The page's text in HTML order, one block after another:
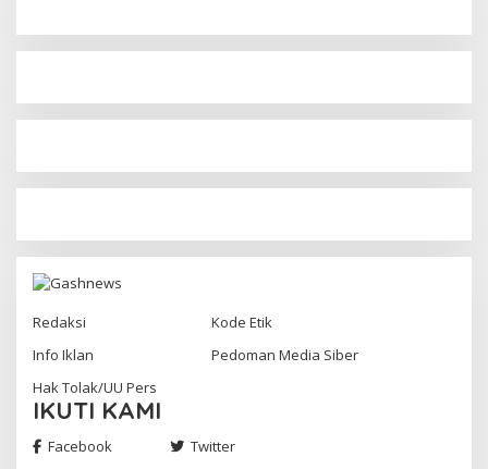
Redaksi
Kode Etik
Info Iklan
Pedoman Media Siber
Hak Tolak/UU Pers
IKUTI KAMI
Facebook Twitter